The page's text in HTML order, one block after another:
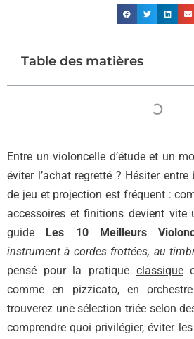
Table des matières
Entre un violoncelle d’étude et un
éviter l’achat regretté ? Hésiter
de jeu et projection est fréquent :
accessoires et finitions devient vite
guide
Les 10 Meilleurs
instrument à cordes frottées, au
pensé pour la pratique classique
comme en pizzicato, en
trouverez une sélection triée selon
comprendre quoi privilégier, éviter